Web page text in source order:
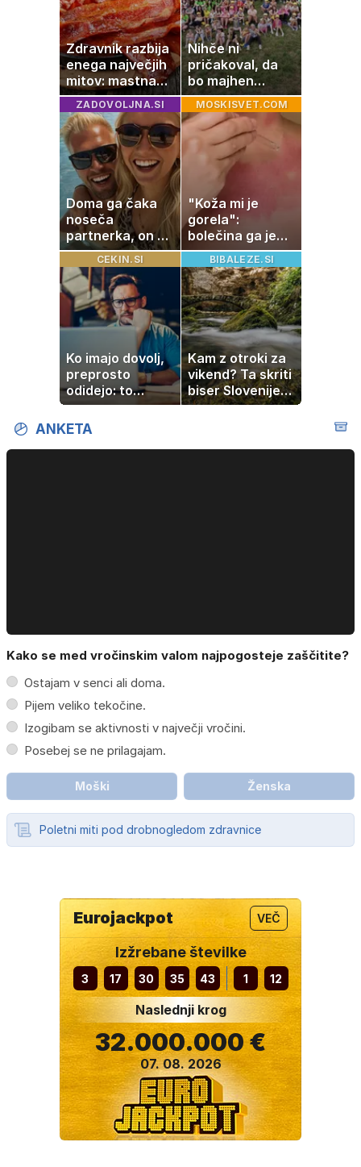
Zdravnik razbija
enega največjih
mitov: mastna
jetra ne
nastanejo zaradi
slanine, temveč
zaradi živila, ki
ga imamo vsi
radi
Nihče ni
pričakoval, da
bo majhen
projekt postal
ena najlepših
zgodb Zasavja
ZADOVOLJNA.SI
Doma ga čaka
noseča
partnerka, on pa
dopustuje z
drugo
MOSKISVET.COM
"Koža mi je
gorela":
bolečina ga je
priklenila na
posteljo
CEKIN.SI
Ko imajo dovolj,
preprosto
odidejo: to
znamenje
najpogosteje da
odpoved
BIBALEZE.SI
Kam z otroki za
vikend? Ta skriti
biser Slovenije
izgleda kot iz
ANKETA
Kako se med vročinskim valom najpogosteje zaščitite?
Ostajam v senci ali doma.
Pijem veliko tekočine.
Izogibam se aktivnosti v največji vročini.
Posebej se ne prilagajam.
Moški Ženska
Poletni miti pod drobnogledom zdravnice
Eurojackpot VEČ
Izžrebane številke
3 17 30 35 43 1 12
Naslednji krog
32.000.000 €
07. 08. 2026